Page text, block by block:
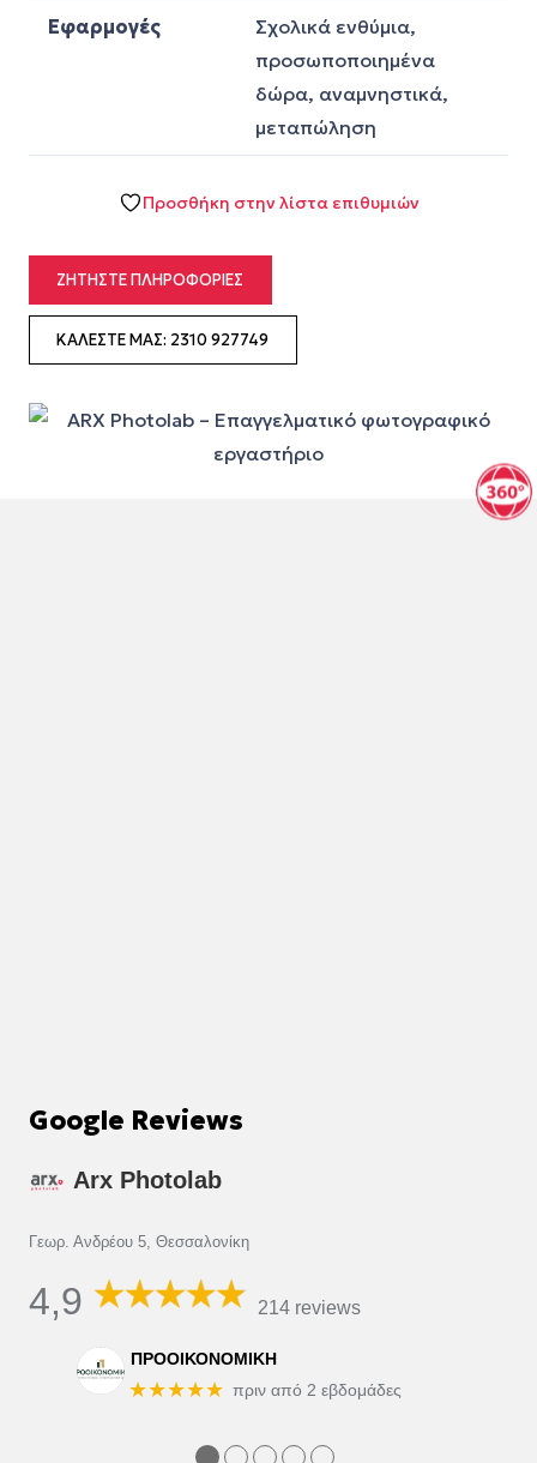
Εφαρμογές
Σχολικά ενθύμια,
προσωποποιημένα
δώρα, αναμνηστικά,
μεταπώληση
Προσθήκη στην λίστα επιθυμιών
ΖΗΤΉΣΤΕ ΠΛΗΡΟΦΟΡΊΕΣ
ΚΑΛΈΣΤΕ ΜΑΣ: 2310 927749
Google Reviews
Arx Photolab
Γεωρ. Ανδρέου 5, Θεσσαλονίκη
4,9 214 reviews
ΠΡΟΟΙΚΟΝΟΜΙΚΗ
★★★★★ πριν από 2 εβδομάδες